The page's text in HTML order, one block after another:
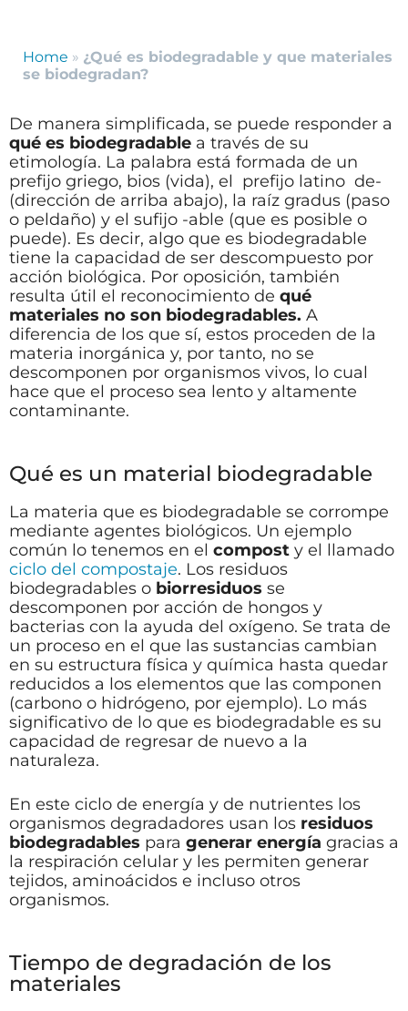
Home » ¿Qué es biodegradable y que materiales
se biodegradan?
De manera simplificada, se puede responder a
qué es biodegradable a través de su
etimología. La palabra está formada de un
prefijo griego, bios (vida), el prefijo latino de-
(dirección de arriba abajo), la raíz gradus (paso
o peldaño) y el sufijo -able (que es posible o
puede). Es decir, algo que es biodegradable
tiene la capacidad de ser descompuesto por
acción biológica. Por oposición, también
resulta útil el reconocimiento de qué
materiales no son biodegradables. A
diferencia de los que sí, estos proceden de la
materia inorgánica y, por tanto, no se
descomponen por organismos vivos, lo cual
hace que el proceso sea lento y altamente
contaminante.
Qué es un material biodegradable
La materia que es biodegradable se corrompe
mediante agentes biológicos. Un ejemplo
común lo tenemos en el compost y el llamado
ciclo del compostaje. Los residuos
biodegradables o biorresiduos se
descomponen por acción de hongos y
bacterias con la ayuda del oxígeno. Se trata de
un proceso en el que las sustancias cambian
en su estructura física y química hasta quedar
reducidos a los elementos que las componen
(carbono o hidrógeno, por ejemplo). Lo más
significativo de lo que es biodegradable es su
capacidad de regresar de nuevo a la
naturaleza.
En este ciclo de energía y de nutrientes los
organismos degradadores usan los residuos
biodegradables para generar energía gracias a
la respiración celular y les permiten generar
tejidos, aminoácidos e incluso otros
organismos.
Tiempo de degradación de los
materiales